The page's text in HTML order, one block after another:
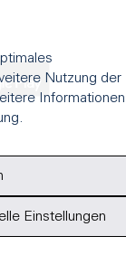
Nutzung der
Informationen
Einstellungen